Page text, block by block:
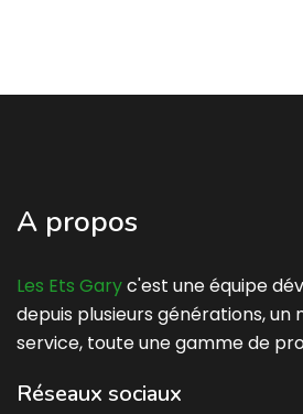
A propos
Les Ets Garyc'est une équipe
depuis plusieurs générations, un
service, toute une gamme de
Réseaux sociaux